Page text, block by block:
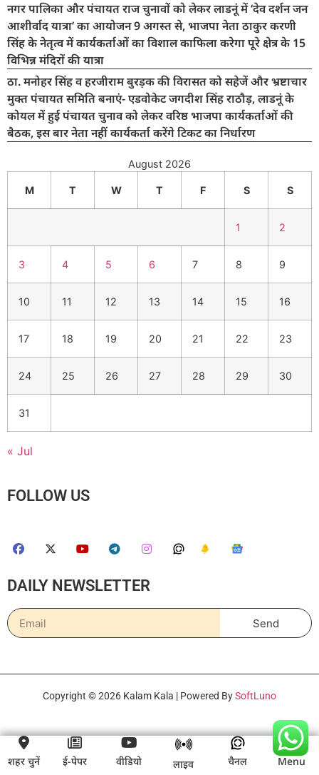
नगर पालिका और पंचायत राज चुनावों को लेकर लाडनूं में ‘देव दर्शन जन
आशीर्वाद यात्रा’ का आयोजन 9 अगस्त से, भाजपा नेता ठाकुर करणी
सिंह के नेतृत्व में कार्यकर्ताओं का विशाल काफिला करेगा पूरे क्षेत्र के 15
विभिन्न मंदिरों की यात्रा
ठा. मनोहर सिंह व हरजीराम बुरड़क की विरासत को सहेजें और भ्रष्टाचार
मुक्त पंचायत समिति बनाएं- एडवोकेट जगदीश सिंह राठौड़, लाडनूं के
कोयल में हुई पंचायत चुनाव को लेकर वरिष्ठ भाजपा कार्यकर्ताओं की
बैठक, इस बार नेता नहीं कार्यकर्ता करेंगे टिकट का निर्धारण
August 2026
M T W T F S S
1 2
3 4 5 6 7 8 9
10 11 12 13 14 15 16
17 18 19 20 21 22 23
24 25 26 27 28 29 30
31
« Jul
FOLLOW US
DAILY NEWSLETTER
Send
Copyright © 2026 Kalam Kala | Powered BySoftLuno
शहर चुनें ई-पेपर वीडियो लाइव चैनल Menu